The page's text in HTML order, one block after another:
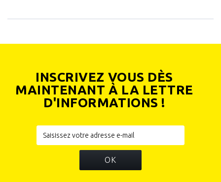
INSCRIVEZ VOUS DÈS
MAINTENANT À LA LETTRE
D'INFORMATIONS !
OK